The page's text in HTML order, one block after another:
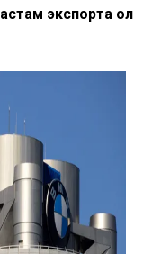
экспортқа қол